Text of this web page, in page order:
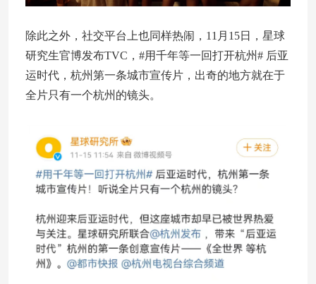
除此之外，社交平台上也同样热闹，11月15日，星球
研究生官博发布TVC，#用千年等一回打开杭州# 后亚
运时代，杭州第一条城市宣传片，出奇的地方就在于
全片只有一个杭州的镜头。